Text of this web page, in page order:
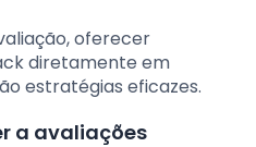
oferecer
diretamente em
estratégias eficazes.
a avaliações